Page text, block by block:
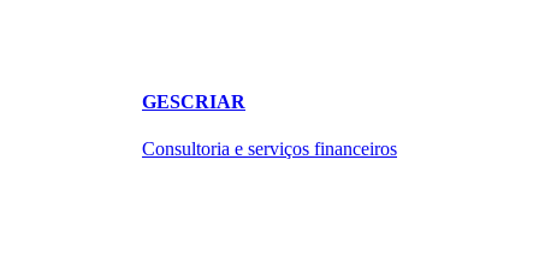
GESCRIAR
Consultoria e serviços financeiros